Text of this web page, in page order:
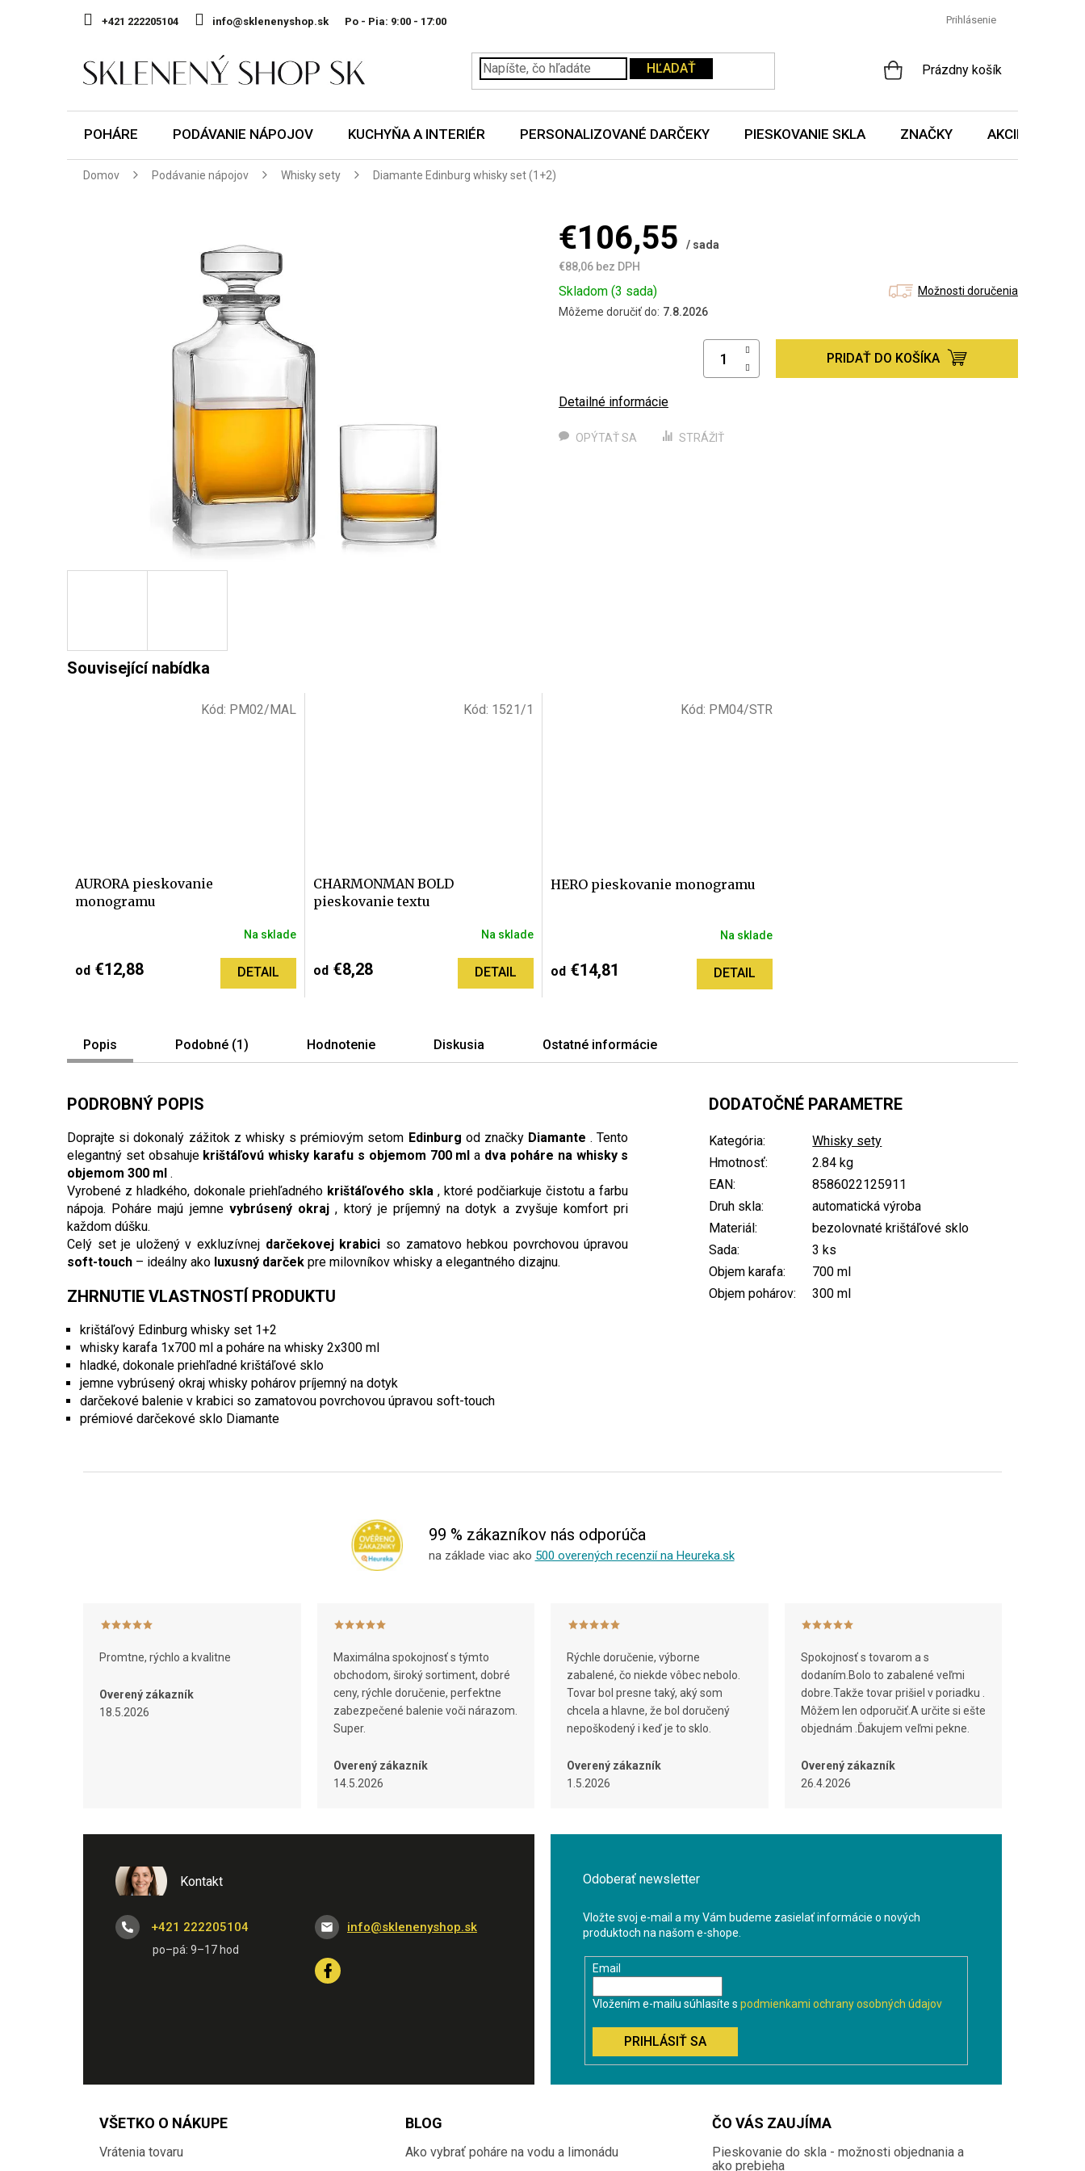
+421 222205104 info@sklenenyshop.sk Po - Pia: Prihlásenie
HĽADAŤ
NÁKUPNÝ
Prázdny košík
POHÁRE PODÁVANIE NÁPOJOV KUCHYŇA A INTERIÉR PERSONALIZOVANÉ DARČEKY PIESKOVANIE SKLA ZNAČKY AKCIE A
Domov Podávanie nápojov Whisky sety Diamante Edinburg whisky set (1+2)
€106,55
/ sada
€88,06 bez DPH
Jednotková
cena:
Skladom (3 sada)
Môžeme doručiť do: 7.8.2026
Možnosti doručenia
PRIDAŤ DO KOŠÍKA
Detailné informácie
OPÝTAŤ SA STRÁŽIŤ
AURORA pieskovanie
monogramu
produktu
hviezdičiek.
Na sklade
od €12,88 DETAIL
Kód: PM02/MAL
CHARMONMAN BOLD
pieskovanie textu
produktu
5
hviezdičiek.
Na sklade
od€8,28 DETAIL
Kód: 1521/1
HERO pieskovanie monogramu
Na sklade
od €14,81 DETAIL
Kód: PM04/STR
Popis Podobné (1) Hodnotenie Diskusia Ostatné informácie
PODROBNÝ POPIS
Doprajte si dokonalý zážitok z whisky s prémiovým setom Edinburg od značky Diamante . Tento
elegantný set obsahuje krištáľovú whisky karafu s objemom 700 ml a dva poháre na whisky s
objemom 300 ml .
Vyrobené z hladkého, dokonale priehľadného krištáľového skla , ktoré podčiarkuje čistotu a farbu
nápoja. Poháre majú jemne vybrúsený okraj , ktorý je príjemný na dotyk a zvyšuje komfort pri
každom dúšku.
Celý set je uložený v exkluzívnej darčekovej krabici so zamatovo hebkou povrchovou úpravou
soft-touch – ideálny ako luxusný darček pre milovníkov whisky a elegantného dizajnu.
ZHRNUTIE VLASTNOSTÍ PRODUKTU
krištáľový Edinburg whisky set 1+2
whisky karafa 1x700 ml a poháre na whisky 2x300 ml
hladké, dokonale priehľadné krištáľové sklo
jemne vybrúsený okraj whisky pohárov príjemný na dotyk
darčekové balenie v krabici so zamatovou povrchovou úpravou soft-touch
prémiové darčekové sklo Diamante
DODATOČNÉ PARAMETRE
Kategória:
Whisky sety
Hmotnosť:
2.84 kg
EAN:
8586022125911
Druh skla:
automatická výroba
Materiál:
bezolovnaté krištáľové sklo
Sada:
3 ks
Objem karafa:
700 ml
Objem pohárov: 300 ml
99 % zákazníkov nás odporúča
na základe viac ako 500 overených recenzií na Heureka.sk
Promtne, rýchlo a kvalitne
Overený zákazník
18.5.2026
Maximálna spokojnosť s týmto
obchodom, široký sortiment, dobré
ceny, rýchle doručenie, perfektne
zabezpečené balenie voči nárazom.
Super.
Overený zákazník
14.5.2026
Rýchle doručenie, výborne
zabalené, čo niekde vôbec nebolo.
Tovar bol presne taký, aký som
chcela a hlavne, že bol doručený
nepoškodený i keď je to sklo.
Overený zákazník
1.5.2026
Spokojnosť s tovarom a s
dodaním.Bolo to zabalené veľmi
dobre.Takže tovar prišiel v poriadku .
Môžem len odporučiť.A určite si ešte
objednám .Ďakujem veľmi pekne.
Overený zákazník
26.4.2026
Kontakt
info@sklenenyshop.sk
+421 222205104
Odoberať newsletter
Vložte svoj e-mail a my Vám budeme zasielať informácie o nových
produktoch na našom e-shope.
Email
Vložením e-mailu súhlasíte s podmienkami ochrany osobných údajov
PRIHLÁSIŤ SA
VŠETKO O NÁKUPE
Vrátenia tovaru
BLOG
Ako vybrať poháre na vodu a limonádu
ČO VÁS ZAUJÍMA
Pieskovanie do skla - možnosti objednania a
ako prebieha